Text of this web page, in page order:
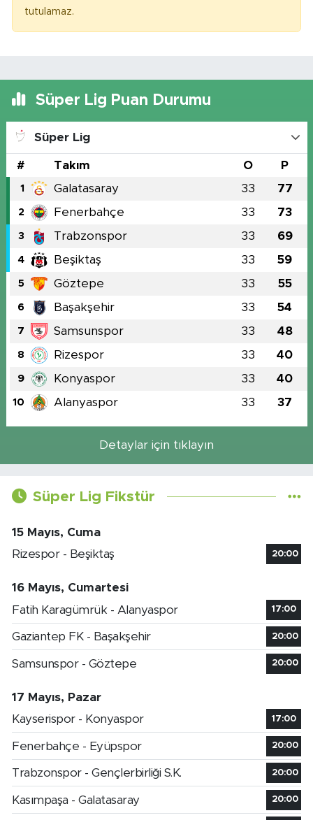
tutulamaz.
Süper Lig Puan Durumu
Süper Lig
# Takım O P
1 Galatasaray 33 77
2 Fenerbahçe 33 73
3 Trabzonspor 33 69
4 Beşiktaş 33 59
5 Göztepe 33 55
6 Başakşehir 33 54
7 Samsunspor 33 48
8 Rizespor 33 40
9 Konyaspor 33 40
10 Alanyaspor 33 37
Detaylar için tıklayın
Süper Lig Fikstür
15 Mayıs, Cuma
Rizespor - Beşiktaş
20:00
16 Mayıs, Cumartesi
Fatih Karagümrük - Alanyaspor
17:00
Gaziantep FK - Başakşehir 20:00
Samsunspor - Göztepe 20:00
17 Mayıs, Pazar
Kayserispor - Konyaspor
17:00
Fenerbahçe - Eyüpspor 20:00
Trabzonspor - Gençlerbirliği S.K. 20:00
Kasımpaşa - Galatasaray 20:00